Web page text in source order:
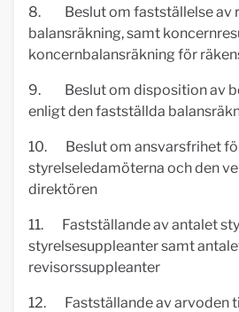
8. Beslut om fastställelse av
balansräkning, samt
koncernbalansräkning för
9. Beslut om disposition av
enligt den fastställda
10. Beslut om ansvarsfrihet
styrelseledamöterna och den
direktören
11. Fastställande av antalet
styrelsesuppleanter samt
revisorssuppleanter
12. Fastställande av arvoden